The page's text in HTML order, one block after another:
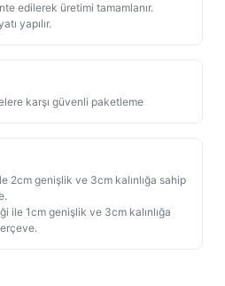
edilerek üretimi tamamlanır.
yapılır.
karşı güvenli paketleme
2cm genişlik ve 3cm kalınlığa sahip
ile 1cm genişlik ve 3cm kalınlığa